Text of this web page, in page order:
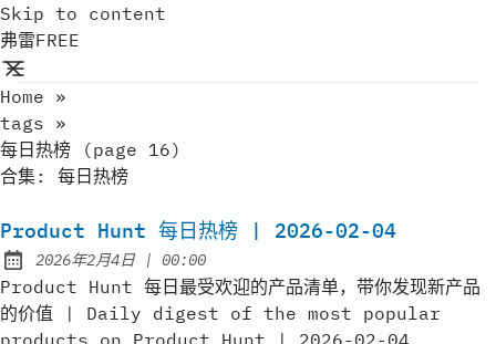
Skip to content
弗雷FREE
Home »
tags »
每日热榜 (page 16)
合集: 每日热榜
Product Hunt 每日热榜 | 2026-02-04
Published:
2026年2月4日| at
00:00
Product Hunt 每日最受欢迎的产品清单，带你发现新产品
的价值 | Daily digest of the most popular
products on Product Hunt | 2026-02-04